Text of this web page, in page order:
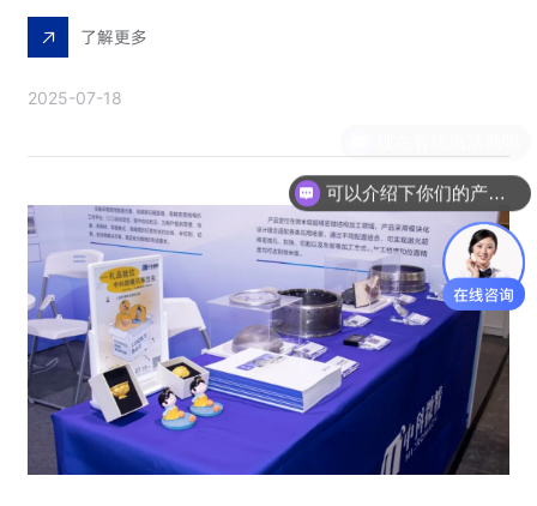
2025-07-18
了解更多
可以介绍下你们的产品么